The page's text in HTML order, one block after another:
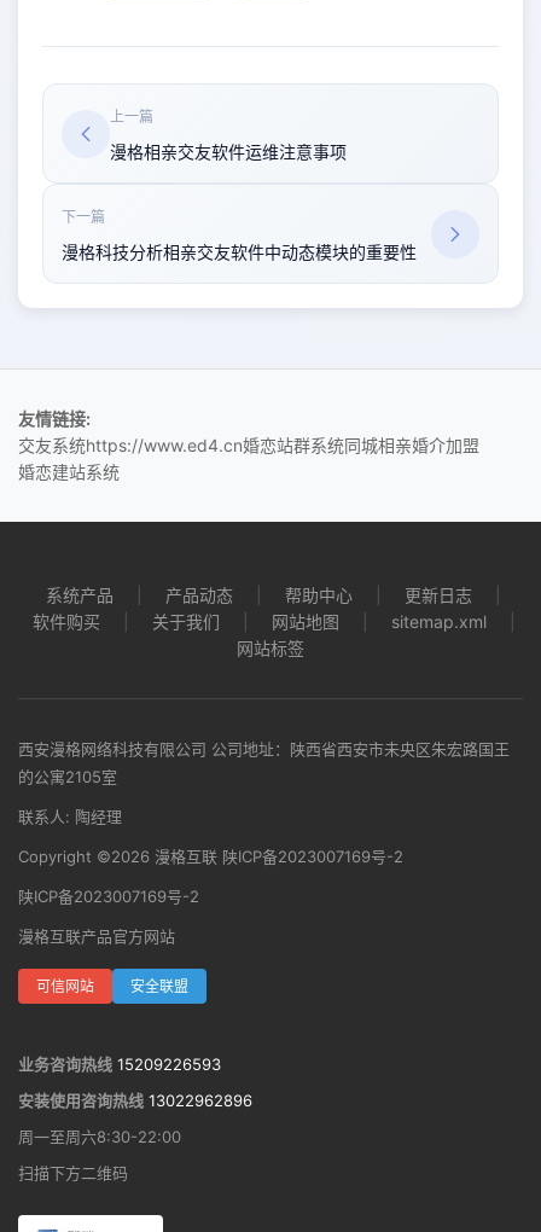
上一篇
漫格相亲交友软件运维注意事项
下一篇
漫格科技分析相亲交友软件中动态模块的重要性
友情链接:
交友系统https://www.ed4.cn婚恋站群系统同城相亲婚介加盟
婚恋建站系统
系统产品 产品动态 帮助中心 更新日志
软件购买
关于我们 网站地图 sitemap.xml
网站标签
西安漫格网络科技有限公司 公司地址：陕西省西安市未央区朱宏路国王
的公寓2105室
联系人: 陶经理
Copyright ©2026 漫格互联 陕ICP备2023007169号-2
陕ICP备2023007169号-2
漫格互联产品官方网站
可信网站 安全联盟
业务咨询热线 15209226593
安装使用咨询热线 13022962896
周一至周六8:30-22:00
扫描下方二维码